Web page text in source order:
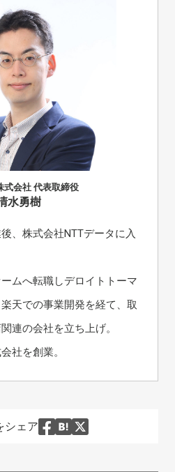
式会社 代表取締役
水勇樹
、株式会社NTTデータに入
ムへ転職しデロイトトーマ
天での事業開発を経て、取
連の会社を立ち上げ。
社を創業。
シェア